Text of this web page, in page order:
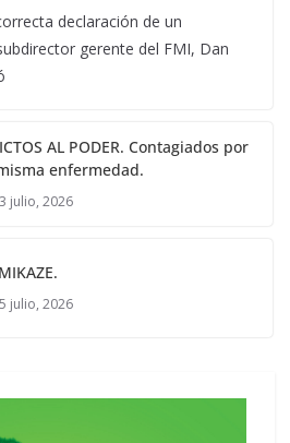
declaración de un
gerente del FMI, Dan
AL PODER. Contagiados por
enfermedad.
julio, 2026
julio, 2026